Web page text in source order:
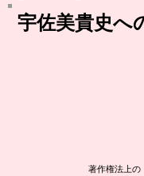
宇佐美貴史へ
著作権法上の